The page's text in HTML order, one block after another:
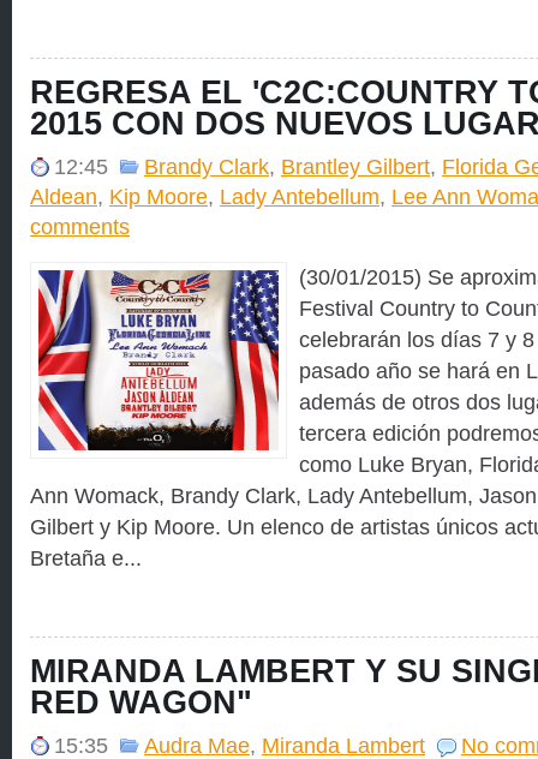
REGRESA EL 'C2C:COUNTRY
2015 CON DOS NUEVOS
12:45 Brandy Clark, Brantley Gilbert, Florida
Aldean, Kip Moore, Lady Antebellum, Lee Ann
comments
(30/01/2015) Se
Festival Country to
celebrarán los días 7 y
pasado año se hará en
además de otros dos
tercera edición
como Luke Bryan,
Ann Womack, Brandy Clark, Lady Antebellum,
Gilbert y Kip Moore. Un elenco de artistas únicos
Bretaña e...
MIRANDA LAMBERT Y SU
RED WAGON"
15:35 Audra Mae, Miranda Lambert
No